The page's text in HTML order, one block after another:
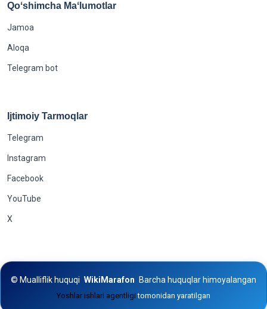
Qoʻshimcha Maʻlumotlar
Jamoa
Aloqa
Telegram bot
Ijtimoiy Tarmoqlar
Telegram
Instagram
Facebook
YouTube
X
© Mualliflik huquqi WikiMarafon Barcha huquqlar himoyalangan
Yoshlar ishlari agentligitomonidan yaratilgan